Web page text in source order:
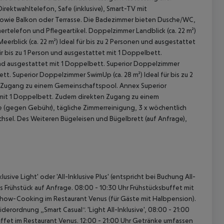
Safe (inklusive), Smart-TV mit
Balkon oder Terrasse. Die Badezimmer bieten Dusche/WC,
und Pflegeartikel. Doppelzimmer Landblick (ca. 22 m²)
(ca. 22 m²) Ideal für bis zu 2 Personen und ausgestattet
bis zu 1 Person und ausgestattet mit 1 Doppelbett.
ausgestattet mit 1 Doppelbett. Superior Doppelzimmer
Superior Doppelzimmer SwimUp (ca. 28 m²) Ideal für bis zu 2
zu einem Gemeinschaftspool. Annex Superior
1 Doppelbett. Zudem direkten Zugang zu einem
(gegen Gebühr), tägliche Zimmerreinigung, 3 x wöchentlich
Des Weiteren Bügeleisen und Bügelbrett (auf Anfrage),
Light' oder 'All-Inklusive Plus' (entspricht bei Buchung All-
Frühstück auf Anfrage. 08:00 - 10:30 Uhr Frühstücksbuffet mit
Cooking im Restaurant Venus (für Gäste mit Halbpension).
„Smart Casual“. 'Light All-Inklusive', 08:00 - 21:00
im Restaurant Venus. 12:00 - 21:00 Uhr Getränke umfassen